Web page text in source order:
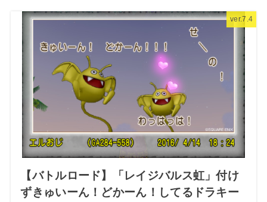
ver.7.4
【バトルロード】「レイジバルス虹」付け
ずきゅいーん！どかーん！してるドラキー